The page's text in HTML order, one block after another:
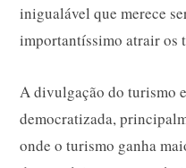
inigualável que merece
importantíssimo atrair os
A divulgação do turismo
democratizada,
onde o turismo ganha